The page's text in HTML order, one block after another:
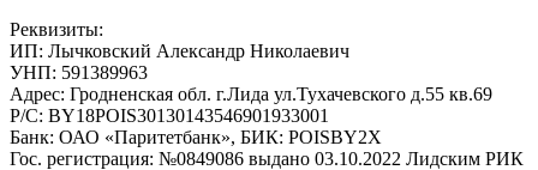
Реквизиты:
ИП: Лычковский Александр Николаевич
УНП: 591389963
Адрес: Гродненская обл. г.Лида ул.Тухачевского д.55 кв.69
Р/С: BY18POIS30130143546901933001
Банк: ОАО «Паритетбанк», БИК: POISBY2X
Гос. регистрация: №0849086 выдано 03.10.2022 Лидским РИК